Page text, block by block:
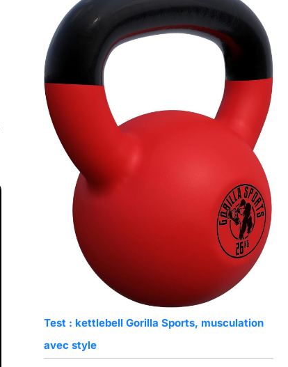
Test : kettlebell Gorilla Sports, musculation
avec style